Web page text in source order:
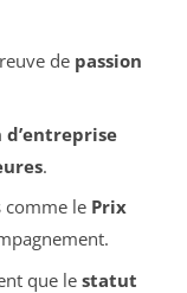
de passion
.
comme le Prix
que le statut